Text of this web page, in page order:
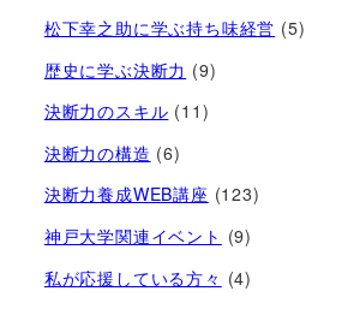
松下幸之助に学ぶ持ち味経営 (5)
歴史に学ぶ決断力 (9)
決断力のスキル (11)
決断力の構造 (6)
決断力養成WEB講座 (123)
神戸大学関連イベント (9)
私が応援している方々 (4)